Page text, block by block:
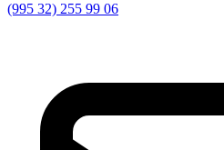
(995 32) 255 99 06